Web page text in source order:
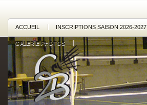
ACCUEIL INSCRIPTIONS SAISON 2026-2027
GALERIE PHOTOS